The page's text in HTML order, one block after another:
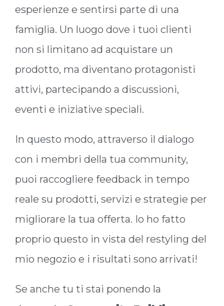
esperienze e sentirsi parte di una
famiglia. Un luogo dove i tuoi clienti
non si limitano ad acquistare un
prodotto, ma diventano protagonisti
attivi, partecipando a discussioni,
eventi e iniziative speciali.
In questo modo, attraverso il dialogo
con i membri della tua community,
puoi raccogliere feedback in tempo
reale su prodotti, servizi e strategie per
migliorare la tua offerta. Io ho fatto
proprio questo in vista del restyling del
mio negozio e i risultati sono arrivati!
Se anche tu ti stai ponendo la